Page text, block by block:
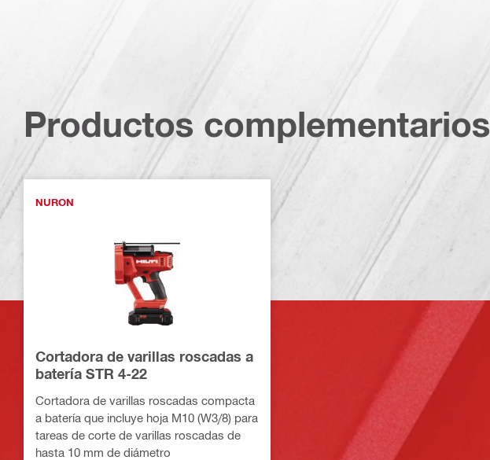
Productos complementarios
NURON
Cortadora de varillas roscadas a
batería STR 4-22
Cortadora de varillas roscadas compacta
a batería que incluye hoja M10 (W3/8) para
tareas de corte de varillas roscadas de
hasta 10 mm de diámetro